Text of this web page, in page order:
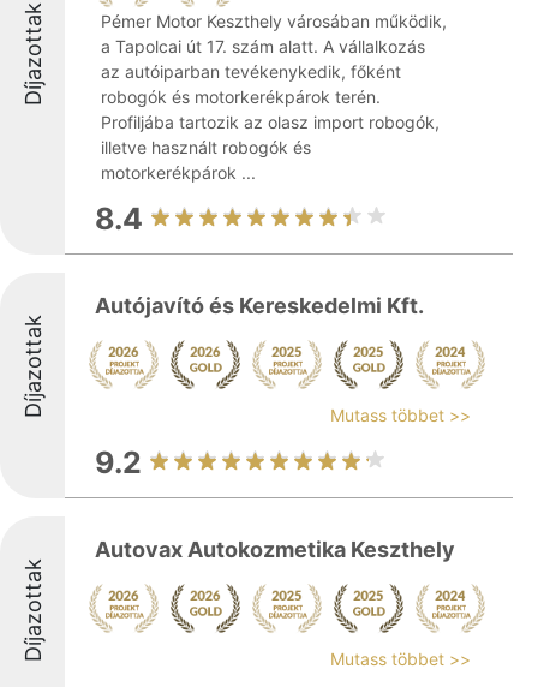
Díjazottak
Pémer Motor Keszthely városában működik,
a Tapolcai út 17. szám alatt. A vállalkozás
az autóiparban tevékenykedik, főként
robogók és motorkerékpárok terén.
Profiljába tartozik az olasz import robogók,
illetve használt robogók és
motorkerékpárok ...
8.4
Díjazottak
Autójavító és Kereskedelmi Kft.
Mutass többet >>
9.2
Díjazottak
Autovax Autokozmetika Keszthely
Mutass többet >>